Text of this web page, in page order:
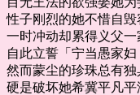
性子刚烈的她不惜自毁
一时冲动却累得义父一
自此立誓「宁当愚家妇
然而蒙尘的珍珠总有独
硬是破坏她希冀平凡平